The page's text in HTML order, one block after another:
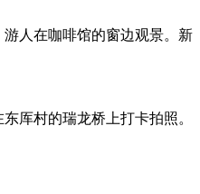
人在咖啡馆的窗边观景。新
村的瑞龙桥上打卡拍照。